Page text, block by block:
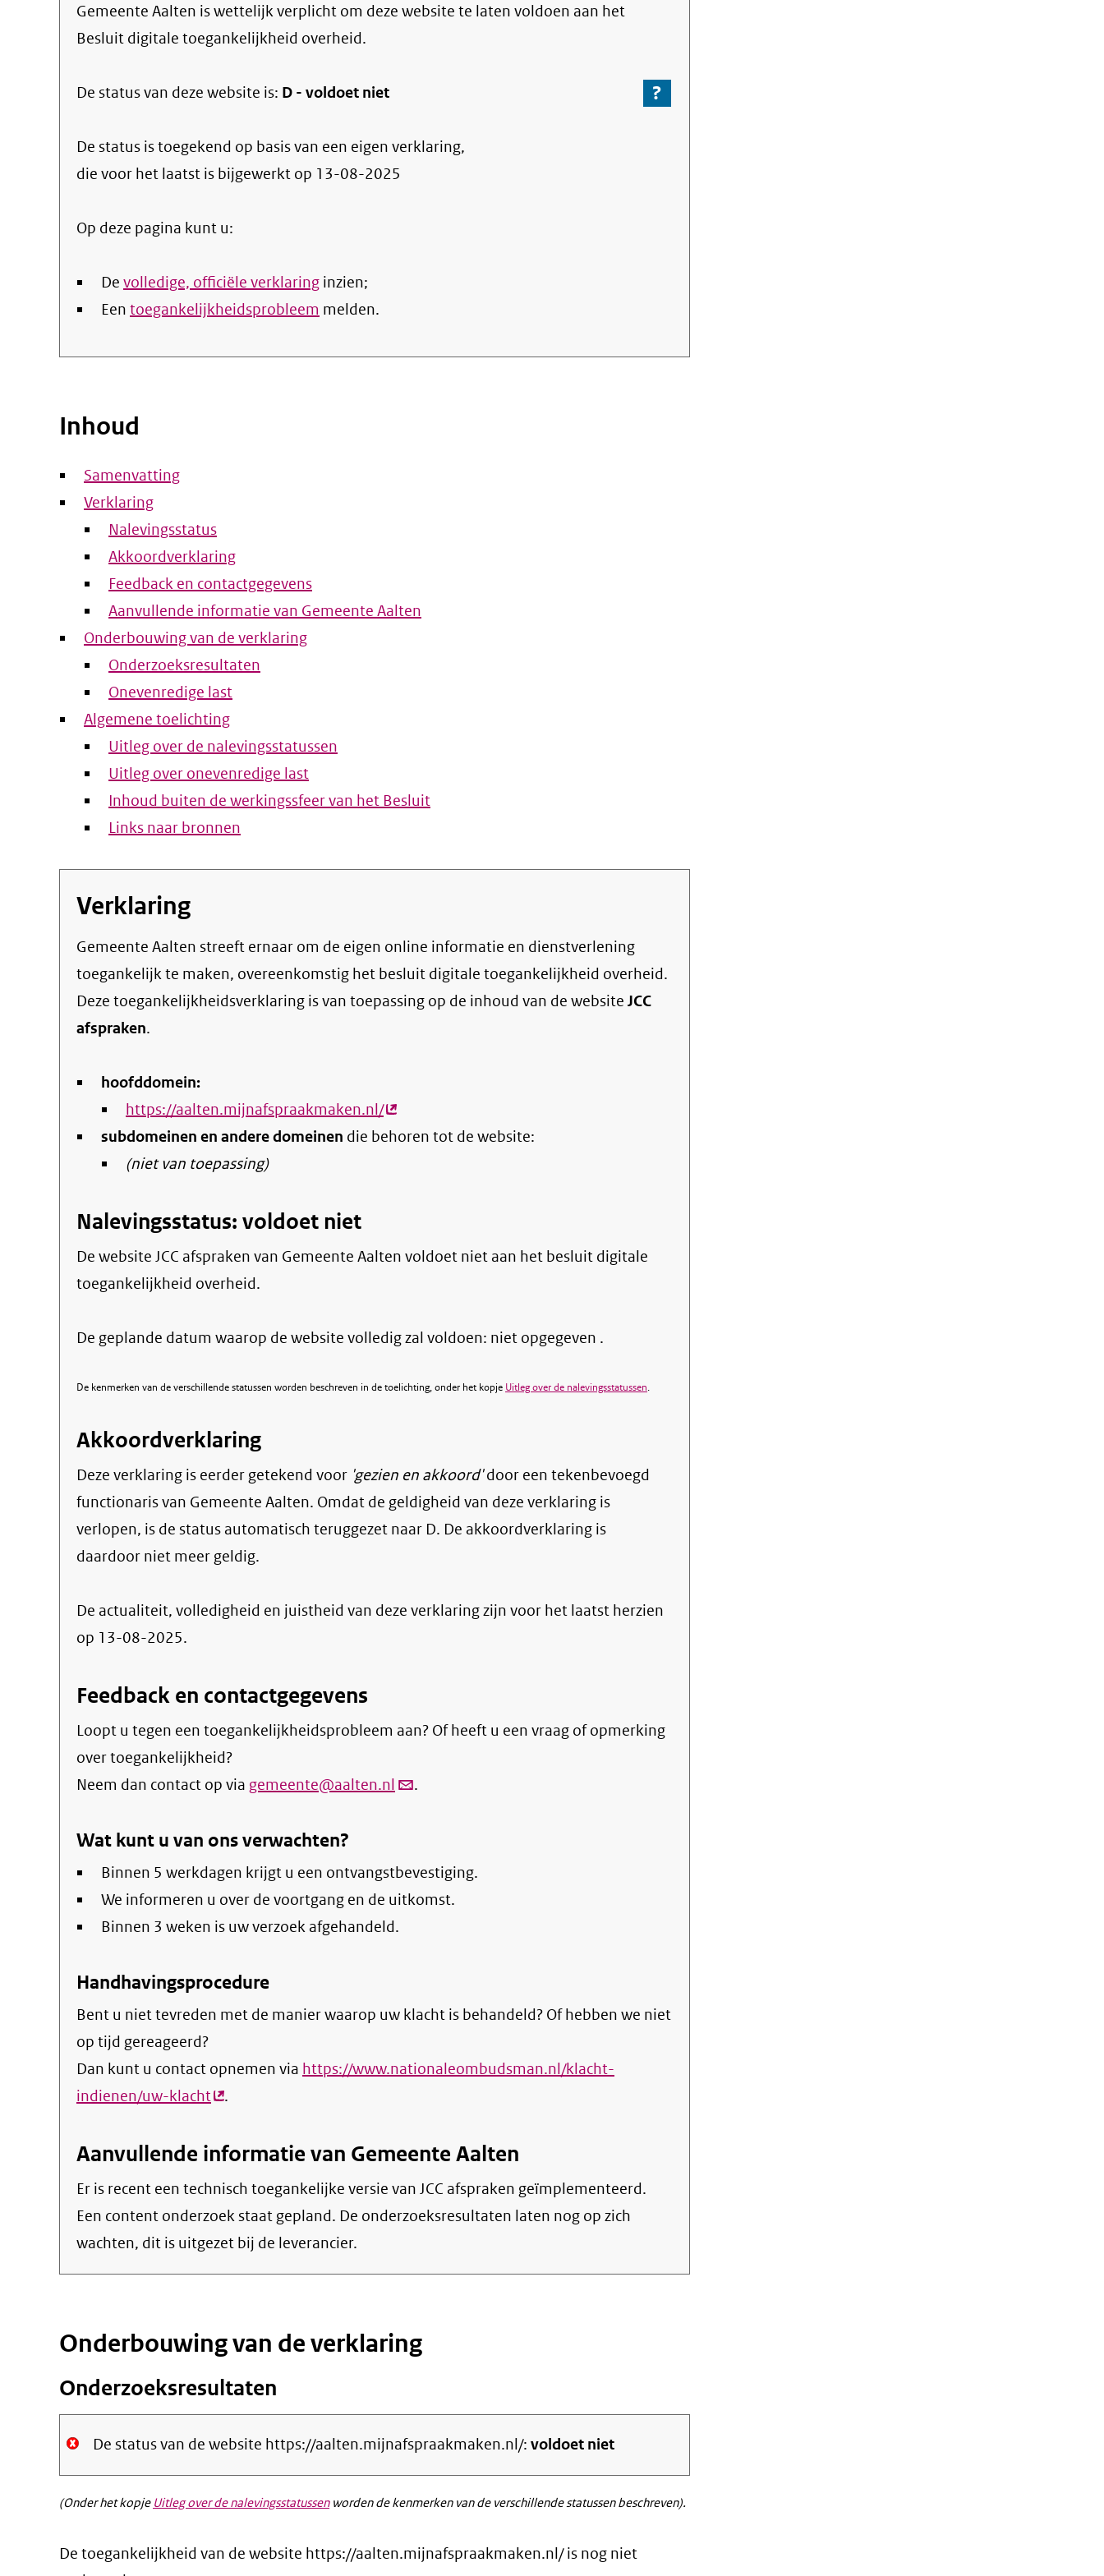
link)
Gemeente Aalten is wettelijk verplicht om deze website te laten voldoen aan het
Besluit digitale toegankelijkheid overheid.
De status van deze website is: D - voldoet niet ?
Ga
De status is toegekend op basis van een eigen verklaring,
die voor het laatst is bijgewerkt op 13-08-2025
Op deze pagina kunt u:
De volledige, officiële verklaring inzien;
Een toegankelijkheidsprobleem melden.
Inhoud
Samenvatting
Verklaring
Nalevingsstatus
Akkoordverklaring
Feedback en contactgegevens
Aanvullende informatie van Gemeente Aalten
Onderbouwing van de verklaring
Onderzoeksresultaten
Onevenredige last
Algemene toelichting
Uitleg over de nalevingsstatussen
Uitleg over onevenredige last
Inhoud buiten de werkingssfeer van het Besluit
Links naar bronnen
Verklaring
Gemeente Aalten streeft ernaar om de eigen online informatie en dienstverlening
toegankelijk te maken, overeenkomstig het besluit digitale toegankelijkheid overheid.
Deze toegankelijkheidsverklaring is van toepassing op de inhoud van de website JCC
afspraken.
hoofddomein:
https://aalten.mijnafspraakmaken.nl/(externe
link)
subdomeinen en andere domeinen die behoren tot de website:
(niet van toepassing)
Nalevingsstatus: voldoet niet
De website JCC afspraken van Gemeente Aalten voldoet niet aan het besluit digitale
toegankelijkheid overheid.
De geplande datum waarop de website volledig zal voldoen: niet opgegeven .
De kenmerken van de verschillende statussen worden beschreven in de toelichting, onder het kopje Uitleg over de nalevingsstatussen.
Akkoordverklaring
Deze verklaring is eerder getekend voor 'gezien en akkoord'door een tekenbevoegd
functionaris van Gemeente Aalten. Omdat de geldigheid van deze verklaring is
verlopen, is de status automatisch teruggezet naar D. De akkoordverklaring is
daardoor niet meer geldig.
De actualiteit, volledigheid en juistheid van deze verklaring zijn voor het laatst herzien
op 13-08-2025.
Feedback en contactgegevens
Loopt u tegen een toegankelijkheidsprobleem aan? Of heeft u een vraag of opmerking
over toegankelijkheid?
Neem dan contact op via gemeente@aalten.nl (link.
Wat kunt u van ons verwachten?
Binnen 5 werkdagen krijgt u een ontvangstbevestiging.
We informeren u over de voortgang en de uitkomst.
Binnen 3 weken is uw verzoek afgehandeld.
Handhavingsprocedure
Bent u niet tevreden met de manier waarop uw klacht is behandeld? Of hebben we niet
op tijd gereageerd?
Dan kunt u contact opnemen via https://www.nationaleombudsman.nl/klacht-
indienen/uw-klacht(externe
.
Aanvullende informatie van Gemeente Aalten
Er is recent een technisch toegankelijke versie van JCC afspraken geïmplementeerd.
Een content onderzoek staat gepland. De onderzoeksresultaten laten nog op zich
wachten, dit is uitgezet bij de leverancier.
Onderbouwing van de verklaring
Onderzoeksresultaten
De status van de website https://aalten.mijnafspraakmaken.nl/: voldoet niet
(Onder het kopje Uitleg over de nalevingsstatussenworden de kenmerken van de verschillende statussen beschreven).
De toegankelijkheid van de website https://aalten.mijnafspraakmaken.nl/ is nog niet